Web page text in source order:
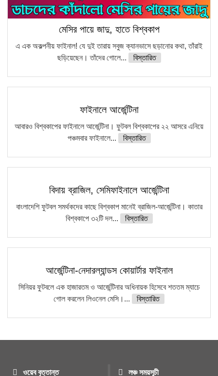
মেসির পায়ে জাদু, হাতে বিশ্বকাপ
এ এক অকল্পনীয় ফাইনাল! যে দুই তারায় সবুজ ক্যানভাসে ছড়ানোর কথা, তাঁরাই
ছড়িয়েছেন। তাঁদের গোলে...
বিস্তারিত
ফাইনালে আর্জেন্টিনা
আবারও বিশ্বকাপের ফাইনালে আর্জেন্টিনা। ফুটবল বিশ্বকাপের ২২ আসরে এনিয়ে
পঞ্চমবার ফাইনালে...
বিস্তারিত
বিদায় ব্রাজিল, সেমিফাইনালে আর্জেন্টিনা
বাংলাদেশি ফুটবল সমর্থকদের কাছে বিশ্বকাপ মানেই ব্রাজিল-আর্জেন্টিনা। কাতার
বিশ্বকাপে ৩২টি দল...
বিস্তারিত
আর্জেন্টিনা-নেদারল্যান্ডস কোয়ার্টার ফাইনাল
সিনিয়র ফুটবলে এক হাজারতম ও আর্জেন্টিনার অধিনায়ক হিসেবে শততম ম্যাচে
গোল করলেন লিওনেল মেসি।...
বিস্তারিত
ওয়েব বৃত্তান্ত
লঞ্চ সময়সূচী